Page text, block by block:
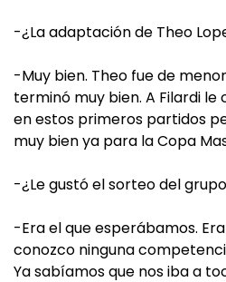
-¿La adaptación de Theo
-Muy bien. Theo fue de
terminó muy bien. A Filardi
en estos primeros partidos
muy bien ya para la Copa
-¿Le gustó el sorteo del
-Era el que esperábamos.
conozco ninguna
Ya sabíamos que nos iba a